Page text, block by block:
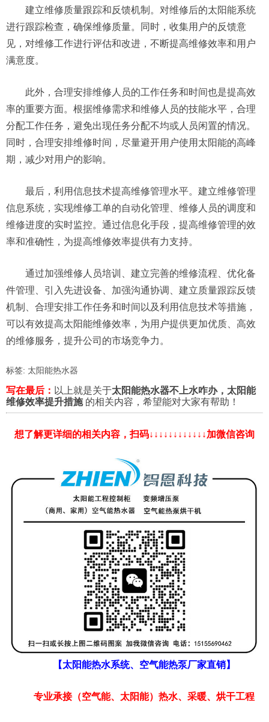
建立维修质量跟踪和反馈机制。对维修后的太阳能系统
进行跟踪检查，确保维修质量。同时，收集用户的反馈意
见，对维修工作进行评估和改进，不断提高维修效率和用户
满意度。
此外，合理安排维修人员的工作任务和时间也是提高效
率的重要方面。根据维修需求和维修人员的技能水平，合理
分配工作任务，避免出现任务分配不均或人员闲置的情况。
同时，合理安排维修时间，尽量避开用户使用太阳能的高峰
期，减少对用户的影响。
最后，利用信息技术提高维修管理水平。建立维修管理
信息系统，实现维修工单的自动化管理、维修人员的调度和
维修进度的实时监控。通过信息化手段，提高维修管理的效
率和准确性，为提高维修效率提供有力支持。
通过加强维修人员培训、建立完善的维修流程、优化备
件管理、引入先进设备、加强沟通协调、建立质量跟踪反馈
机制、合理安排工作任务和时间以及利用信息技术等措施，
可以有效提高太阳能维修效率，为用户提供更加优质、高效
的维修服务，提升公司的市场竞争力。
标签: 太阳能热水器
写在最后： 以上就是关于太阳能热水器不上水咋办，太阳能
维修效率提升措施的相关内容，希望能对大家有帮助！
想了解更详细的相关内容，扫码↓↓↓↓↓↓↓↓↓↓↓↓加微信咨询
【太阳能热水系统、空气能热泵厂家直销】
专业承接（空气能、太阳能）热水、采暖、烘干工程